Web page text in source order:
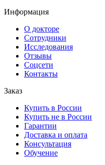
Информация
О докторе
Сотрудники
Исследования
Отзывы
Соцсети
Контакты
Заказ
Купить в России
Купить не в России
Гарантии
Доставка и оплата
Консультация
Обучение